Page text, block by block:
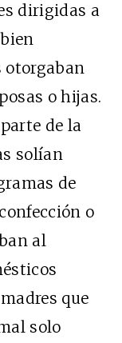
dirigidas a
otorgaban
o hijas.
de la
solían
de
o
al
que
solo